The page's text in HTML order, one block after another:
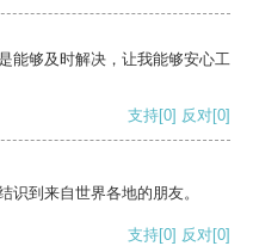
能够及时解决，让我能够安心工
支持[0] 反对[0]
识到来自世界各地的朋友。
支持[0] 反对[0]